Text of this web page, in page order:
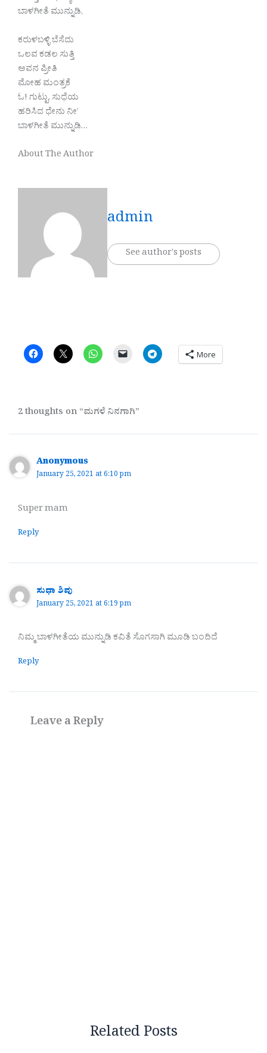
ಬಾಳಗೀತೆ ಮುನ್ನುಡಿ,
ಕರುಳಬಳ್ಳಿ ಬೆಸೆದು
ಒಲವ ಕಡಲ ಸುತ್ತಿ
ಅವನ ಪ್ರೀತಿ
ಮೋಹ ಮಂತ್ರಕೆ
ಓ! ಗುಟ್ಟು, ಸುಧೆಯ
ಹರಿಸಿದ ಧೇನು ನೀ’
ಬಾಳಗೀತೆ ಮುನ್ನುಡಿ…
About The Author
admin
See author's posts
More
2 thoughts on “ಮಗಳೆ ನಿನಗಾಗಿ”
Anonymous
January 25, 2021 at 6:10 pm
Super mam
Reply
ಸುಧಾ ಶಿವು
January 25, 2021 at 6:19 pm
ನಿಮ್ಮ ಬಾಳಗೀತೆಯ ಮುನ್ನುಡಿ ಕವಿತೆ ಸೊಗಸಾಗಿ ಮೂಡಿ ಬಂದಿದೆ
Reply
Leave a Reply
Related Posts